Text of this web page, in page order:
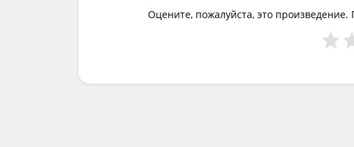
Оцените, пожалуйста, это